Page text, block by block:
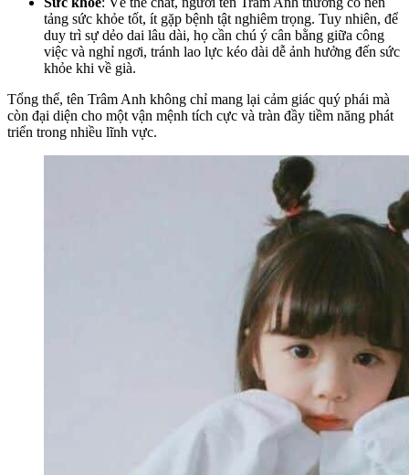
tảng sức khỏe tốt, ít gặp bệnh tật nghiêm trọng. Tuy nhiên, để
duy trì sự dẻo dai lâu dài, họ cần chú ý cân bằng giữa công
việc và nghỉ ngơi, tránh lao lực kéo dài dễ ảnh hưởng đến sức
khỏe khi về già.
Tổng thể, tên Trâm Anh không chỉ mang lại cảm giác quý phái mà
còn đại diện cho một vận mệnh tích cực và tràn đầy tiềm năng phát
triển trong nhiều lĩnh vực.